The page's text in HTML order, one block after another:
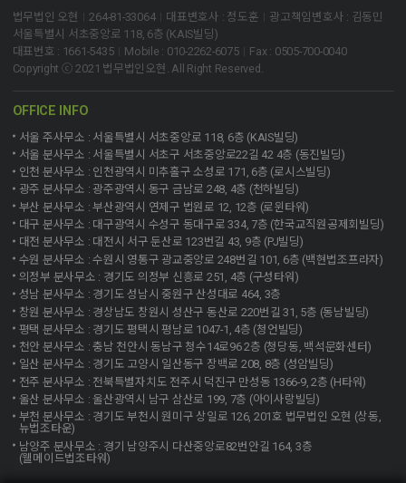
법무법인 오현 264-81-33064 대표변호사 : 정도훈
광고책임변호사 : 김동민
서울특별시 서초중앙로 118, 6층 (KAIS빌딩)
대표번호 : 1661-5435
Mobile : 010-2262-6075
Fax : 0505-700-0040
Copyright ⓒ 2021 법무법인오현. All Right Reserved.
OFFICE INFO
서울 주사무소 : 서울특별시 서초중앙로 118, 6층 (KAIS빌딩)
서울 분사무소 : 서울특별시 서초구 서초중앙로22길 42 4층 (동진빌딩)
인천 분사무소 : 인천광역시 미추홀구 소성로 171, 6층 (로시스빌딩)
광주 분사무소 : 광주광역시 동구 금남로 248, 4층 (천하빌딩)
부산 분사무소 : 부산광역시 연제구 법원로 12, 12층 (로윈타워)
대구 분사무소 : 대구광역시 수성구 동대구로 334, 7층 (한국교직원공제회빌딩)
대전 분사무소 : 대전시 서구 둔산로 123번길 43, 9층 (PJ빌딩)
수원 분사무소 : 수원시 영통구 광교중앙로 248번길 101, 6층 (백현법조프라자)
의정부 분사무소 : 경기도 의정부 신흥로 251, 4층 (구성타워)
성남 분사무소 : 경기도 성남시 중원구 산성대로 464, 3층
창원 분사무소 : 경상남도 창원시 성산구 동산로 220번길 31, 5층 (동남빌딩)
평택 분사무소 : 경기도 평택시 평남로 1047-1, 4층 (청언빌딩)
천안 분사무소 : 충남 천안시 동남구 청수14로96 2층 (청당동, 백석문화센터)
일산 분사무소 : 경기도 고양시 일산동구 장백로 208, 8층 (성암빌딩)
전주 분사무소 : 전북특별자치도 전주시 덕진구 만성동 1366-9, 2층 (H타워)
울산 분사무소 : 울산광역시 남구 삼산로 199, 7층 (아이사랑빌딩)
부천 분사무소 : 경기도 부천시 원미구 상일로 126, 201호 법무법인 오현 (상동,
뉴법조타운)
남양주 분사무소 : 경기 남양주시 다산중앙로82번안길 164, 3층
(웰메이드법조타워)